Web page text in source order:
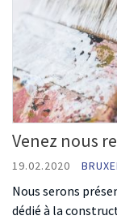
Venez nous
19.02.2020
Nous serons
dédié à la